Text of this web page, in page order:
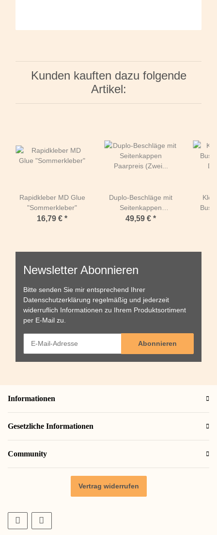
Kunden kauften dazu folgende
Artikel:
Rapidkleber MD Glue
"Sommerkleber"
16,79 € *
Duplo-Beschläge mit
Seitenkappen
Paarpreis (Zwei
49,59 € *
Newsletter Abonnieren
Bitte senden Sie mir entsprechend Ihrer
Datenschutzerklärung regelmäßig und jederzeit
widerruflich Informationen zu Ihrem Produktsortiment
per E-Mail zu.
Abonnieren
Informationen
Gesetzliche Informationen
Community
Vertrag widerrufen